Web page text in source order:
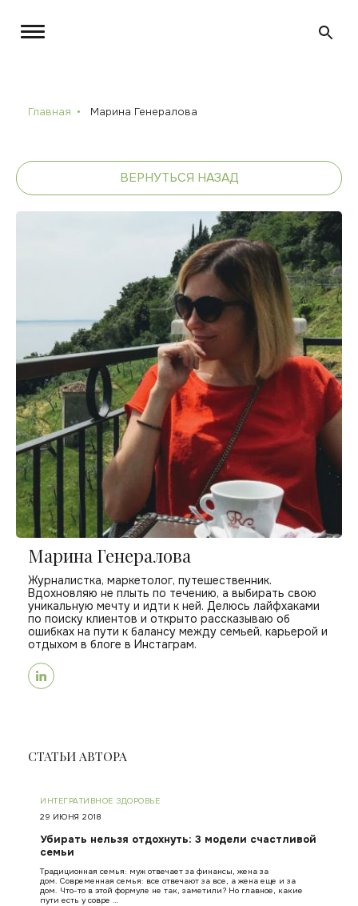
Главная Марина Генералова
ВЕРНУТЬСЯ НАЗАД
Марина Генералова
Журналистка, маркетолог, путешественник.
Вдохновляю не плыть по течению, а выбирать свою
уникальную мечту и идти к ней. Делюсь лайфхаками
по поиску клиентов и открыто рассказываю об
ошибках на пути к балансу между семьей, карьерой и
отдыхом в блоге в Инстаграм.
СТАТЬИ АВТОРА
ИНТЕГРАТИВНОЕ ЗДОРОВЬЕ
29 ИЮНЯ 2018
Убирать нельзя отдохнуть: 3 модели счастливой
семьи
Традиционная семья: муж отвечает за финансы, жена за
дом. Современная семья: все отвечают за все, а жена еще и за
дом. Что-то в этой формуле не так, заметили? Но главное, какие
пути есть у совре …